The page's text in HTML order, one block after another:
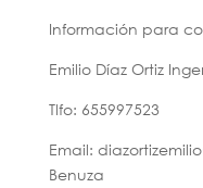
Información para
Emilio Díaz Ortiz
Tlfo: 655997523
Email:
Benuza